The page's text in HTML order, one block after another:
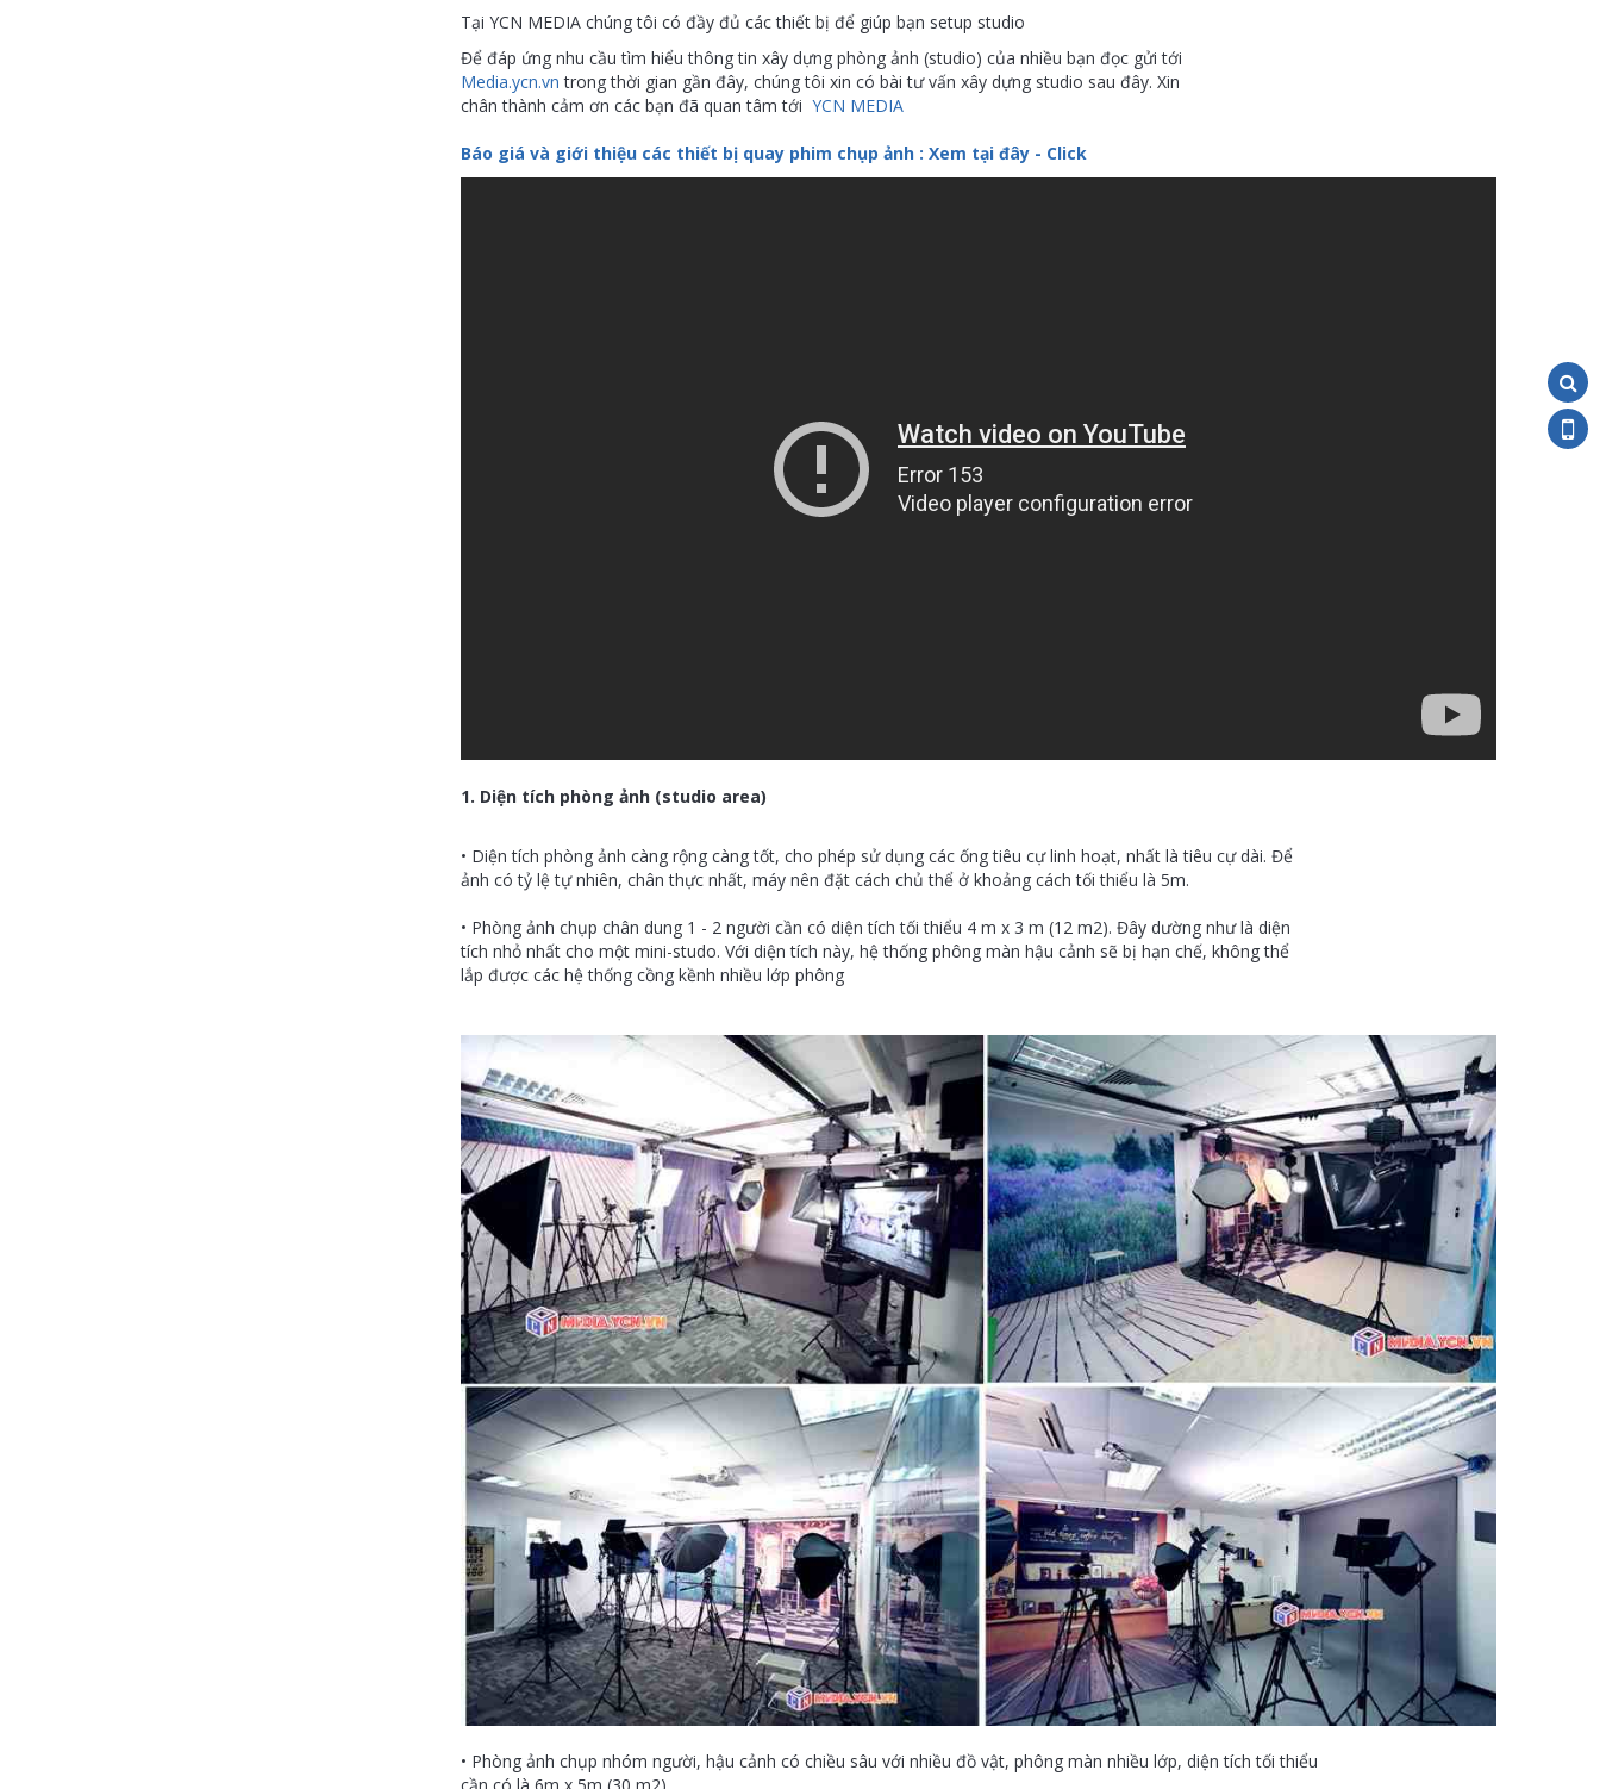
Tại YCN MEDIA chúng tôi có đầy đủ các thiết bị để giúp bạn setup studio
Để đáp ứng nhu cầu tìm hiểu thông tin xây dựng phòng ảnh (studio) của nhiều bạn đọc gửi tới
Media.ycn.vn trong thời gian gần đây, chúng tôi xin có bài tư vấn xây dựng studio sau đây. Xin
chân thành cảm ơn các bạn đã quan tâm tới YCN MEDIA
Báo giá và giới thiệu các thiết bị quay phim chụp ảnh : Xem tại đây - Click
1. Diện tích phòng ảnh (studio area)
• Diện tích phòng ảnh càng rộng càng tốt, cho phép sử dụng các ống tiêu cự linh hoạt, nhất là tiêu cự dài. Để
ảnh có tỷ lệ tự nhiên, chân thực nhất, máy nên đặt cách chủ thể ở khoảng cách tối thiểu là 5m.
• Phòng ảnh chụp chân dung 1 - 2 người cần có diện tích tối thiểu 4 m x 3 m (12 m2). Đây dường như là diện
tích nhỏ nhất cho một mini-studo. Với diện tích này, hệ thống phông màn hậu cảnh sẽ bị hạn chế, không thể
lắp được các hệ thống cồng kềnh nhiều lớp phông
• Phòng ảnh chụp nhóm người, hậu cảnh có chiều sâu với nhiều đồ vật, phông màn nhiều lớp, diện tích tối thiểu
cần có là 6m x 5m (30 m2).